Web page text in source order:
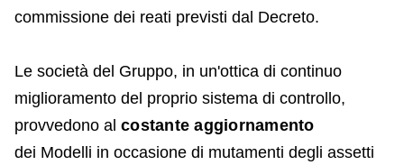
commissione dei reati previsti dal Decreto.
Le società del Gruppo, in un'ottica di continuo
miglioramento del proprio sistema di controllo,
provvedono al costante aggiornamento
dei Modelli in occasione di mutamenti degli assetti